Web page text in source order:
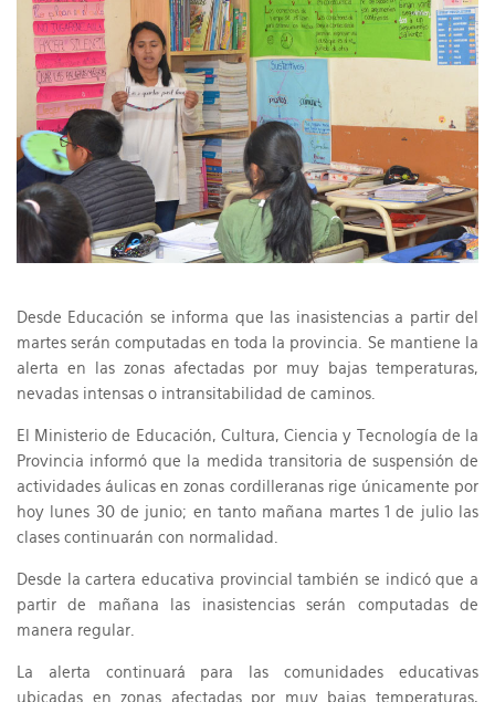
Desde Educación se informa que las inasistencias a partir del
martes serán computadas en toda la provincia. Se mantiene la
alerta en las zonas afectadas por muy bajas temperaturas,
nevadas intensas o intransitabilidad de caminos.
El Ministerio de Educación, Cultura, Ciencia y Tecnología de la
Provincia informó que la medida transitoria de suspensión de
actividades áulicas en zonas cordilleranas rige únicamente por
hoy lunes 30 de junio; en tanto mañana martes 1 de julio las
clases continuarán con normalidad.
Desde la cartera educativa provincial también se indicó que a
partir de mañana las inasistencias serán computadas de
manera regular.
La alerta continuará para las comunidades educativas
ubicadas en zonas afectadas por muy bajas temperaturas,